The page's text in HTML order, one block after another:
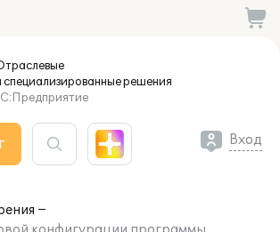
специализированныерешения
Вход